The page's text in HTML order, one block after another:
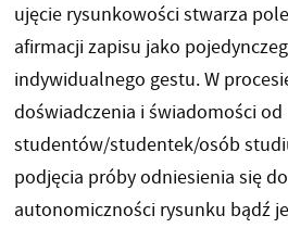
ujęcie rysunkowości stwarza
afirmacji zapisu jako
indywidualnego gestu. W
doświadczenia i świadomości od
studentów/studentek/osób
podjęcia próby odniesienia się
autonomiczności rysunku bądź